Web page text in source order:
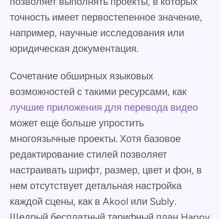
точность имеет первостепенное значение,
например, научные исследования или
юридическая документация.
Сочетание обширных языковых
возможностей с такими ресурсами, как
лучшие приложения для перевода видео
может еще больше упростить
многоязычные проекты. Хотя базовое
редактирование стилей позволяет
настраивать шрифт, размер, цвет и фон, в
нем отсутствует детальная настройка
каждой сцены, как в Akool или Subly.